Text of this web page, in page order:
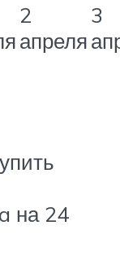
2
апреля
3
на 24